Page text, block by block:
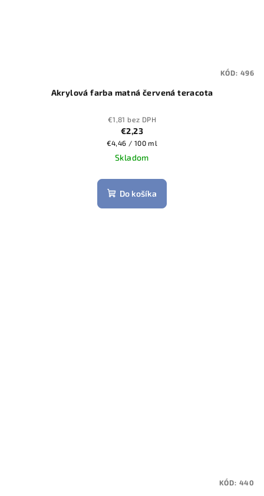
Akrylová farba matná červená teracota
€1,81 bez DPH
€2,23
Jednotková
cena:
€4,46 / 100 ml
Skladom
Do košíka
KÓD: 496
KÓD: 440